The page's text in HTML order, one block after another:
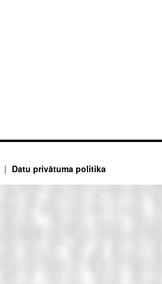
Datu privātuma politika